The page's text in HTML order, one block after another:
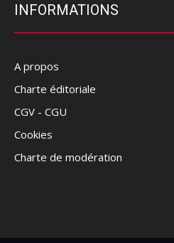
INFORMATIONS
A propos
Charte éditoriale
CGV - CGU
Cookies
Charte de modération